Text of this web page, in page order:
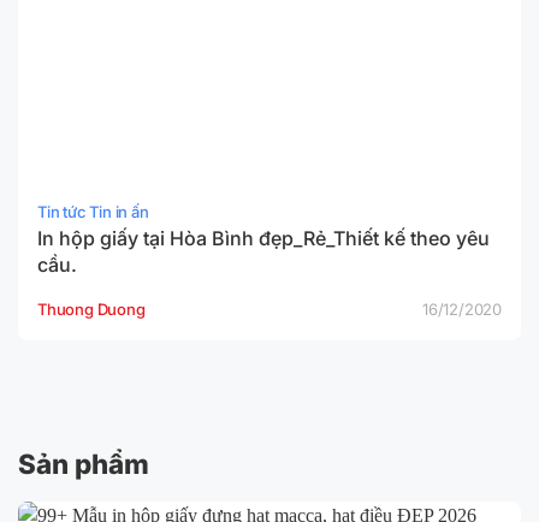
Tin tức Tin in ấn
In hộp giấy tại Hòa Bình đẹp_Rẻ_Thiết kế theo yêu
cầu.
Thuong Duong 16/12/2020
Sản phẩm